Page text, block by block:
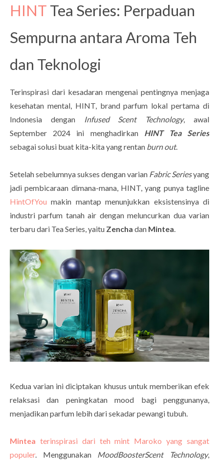
HINT Tea Series: Perpaduan
Sempurna antara Aroma Teh
dan Teknologi
Terinspirasi dari kesadaran mengenai pentingnya menjaga
kesehatan mental, HINT, brand parfum lokal pertama di
Indonesia dengan
Infused Scent Technology, awal
September 2024 ini menghadirkan HINT Tea Series
sebagai solusi buat kita-kita yang rentan burn out.
Setelah sebelumnya sukses dengan varian Fabric Seriesyang
jadi pembicaraan dimana-mana, HINT, yang punya tagline
HintOfYou makin mantap menunjukkan eksistensinya di
industri parfum tanah air dengan meluncurkan dua varian
terbaru dari Tea Series, yaitu Zencha dan Mintea.
Kedua varian ini diciptakan khusus untuk memberikan efek
relaksasi dan peningkatan mood bagi penggunanya,
menjadikan parfum lebih dari sekadar pewangi tubuh.
Mintea terinspirasi dari teh mint Maroko yang sangat
populer. Menggunakan MoodBoosterScent Technology,